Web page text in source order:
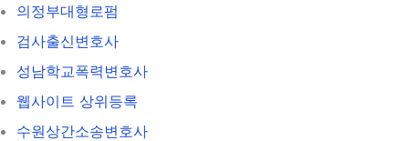
의정부대형로펌
검사출신변호사
성남학교폭력변호사
웹사이트 상위등록
수원상간소송변호사